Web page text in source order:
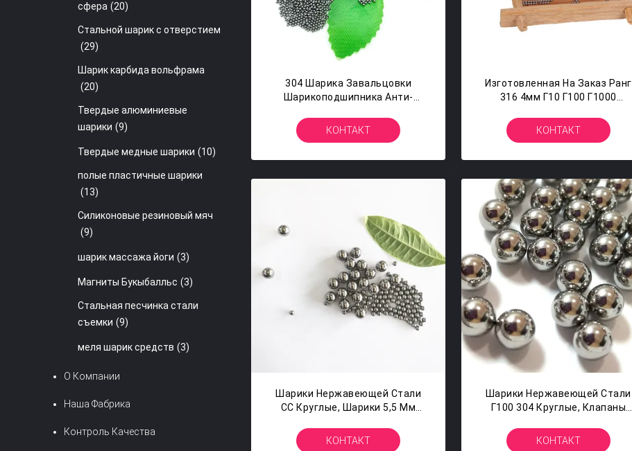
сфера (20)
Стальной шарик с отверстием
(29)
Шарик карбида вольфрама
(20)
Твердые алюминиевые
шарики (9)
Твердые медные шарики (10)
полые пластичные шарики
(13)
Силиконовые резиновый мяч
(9)
шарик массажа йоги (3)
Магниты Букыбалльс (3)
Стальная песчинка стали
съемки (9)
меля шарик средств (3)
О Компании
Наша Фабрика
Контроль Качества
304 Шарика Завальцовки
Шарикоподшипника Анти-
Ржавчины Круглых 0.35мм
КОНТАКТ
Изготовленная На Заказ Ранг
316 4мм Г10 Г100 Г1000
Нержавеющей Стали 304
КОНТАКТ
Шарики Нержавеющей Стали
СС Круглые, Шарики 5,5 Мм
ХРК50-ХРК55
КОНТАКТ
Шарики Нержавеющей Стали
Г100 304 Круглые, Клапаны
Стального Шарика 304С15
КОНТАКТ